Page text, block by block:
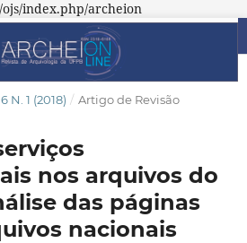
index.php/archeion
N. 1 (2018) / Artigo de Revisão
nos arquivos do
das páginas
nacionais